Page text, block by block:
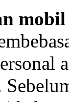
mobil